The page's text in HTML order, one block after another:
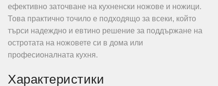
ефективно заточване на кухненски ножове и ножици.
Това практично точило е подходящо за всеки, който
търси надеждно и евтино решение за поддържане на
остротата на ножовете си в дома или
професионалната кухня.
Характеристики